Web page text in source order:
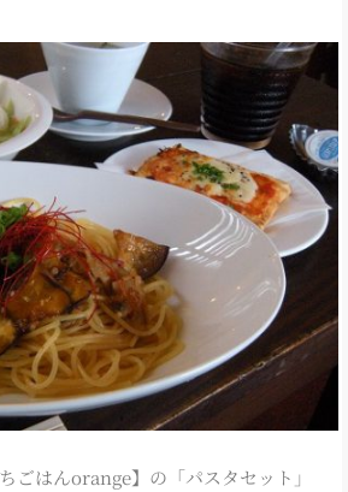
ごはんorange】の「パスタセット」